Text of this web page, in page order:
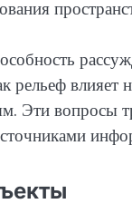
рельеф
Эти вопросы